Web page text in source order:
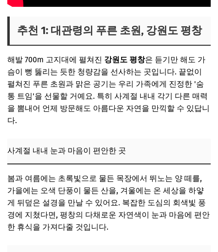
추천 1: 대관령의 푸른 초원, 강원도 평창
해발 700m 고지대에 펼쳐진 강원도 평창은 듣기만 해도 가
슴이 뻥 뚫리는 듯한 청량감을 선사하는 곳입니다. 끝없이
펼쳐진 푸른 초원과 맑은 공기는 우리 가족에게 진정한 '숨
통 트임'을 선물할 거예요. 특히 사계절 내내 각기 다른 매력
을 뽐내어 언제 방문해도 아름다운 자연을 만끽할 수 있답니
다.
사계절 내내 눈과 마음이 편안한 곳
봄과 여름에는 초록빛으로 물든 목장에서 뛰노는 양 떼를,
가을에는 오색 단풍이 물든 산을, 겨울에는 온 세상을 하얗
게 뒤덮은 설경을 만날 수 있어요. 복잡한 도심의 회색빛 풍
경에 지쳤다면, 평창의 다채로운 자연색이 눈과 마음에 편안
한 휴식을 가져다줄 것입니다.